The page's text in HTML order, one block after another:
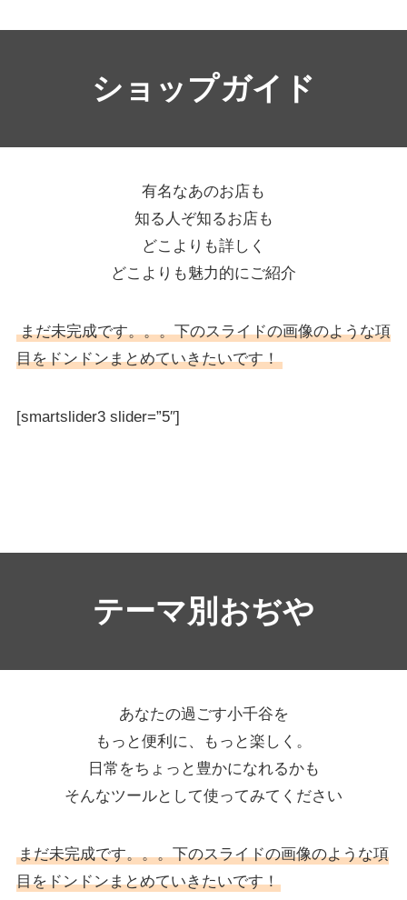
ショップガイド
有名なあのお店も
知る人ぞ知るお店も
どこよりも詳しく
どこよりも魅力的にご紹介
まだ未完成です。。。下のスライドの画像のような項
目をドンドンまとめていきたいです！
[smartslider3 slider=”5″]
テーマ別おぢや
あなたの過ごす小千谷を
もっと便利に、もっと楽しく。
日常をちょっと豊かになれるかも
そんなツールとして使ってみてください
まだ未完成です。。。下のスライドの画像のような項
目をドンドンまとめていきたいです！